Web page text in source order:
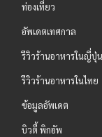
ท่องเที่ยว
อัพเดตเทศกาล
รีวิวร้านอาหารในญี่ปุ่น
รีวิวร้านอาหารในไทย
ข้อมูลอัพเดต
บิวตี้ พิกอัพ